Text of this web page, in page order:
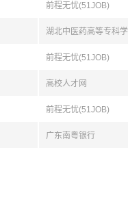
前程无忧(51JOB)
前程无忧(51JOB)
高校人才网
前程无忧(51JOB)
广东南粤银行